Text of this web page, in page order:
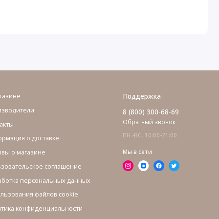
о доставке
о магазине
соглашение
персональных данных
файлов cookie
конфиденциальности
Поддержка
8 (800) 300-68-69
Обратный звонок
ПН.-ВС. 10:00-21:00
Мы в сети